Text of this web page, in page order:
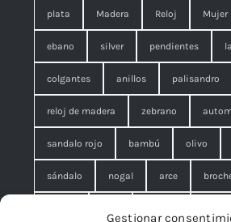
Gestionar
plata Madera Reloj Mujer
ebano silver pendientes
colgantes anillos palisandro
reloj de madera zebrano
sandalo rojo bambú olivo
sándalo nogal arce